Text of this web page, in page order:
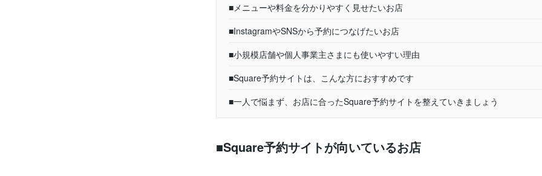
■メニューや料金を分かりやすく見せたいお店
■InstagramやSNSから予約につなげたいお店
■小規模店舗や個人事業主さまにも使いやすい理由
■Square予約サイトは、こんな方におすすめです
■一人で悩まず、お店に合ったSquare予約サイトを整えていきましょう
■Square予約サイトが向いているお店